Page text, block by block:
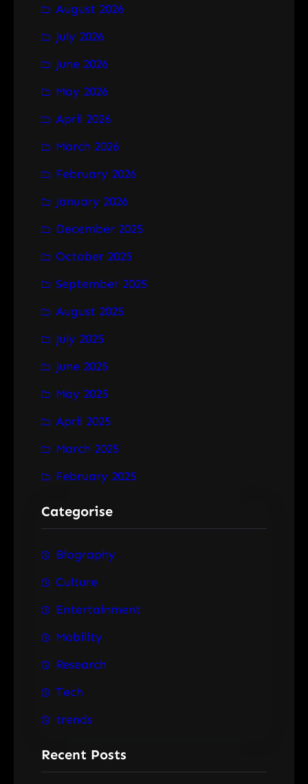
c
h
August 2026
July 2026
June 2026
May 2026
April 2026
March 2026
February 2026
January 2026
December 2025
October 2025
September 2025
August 2025
July 2025
June 2025
May 2025
April 2025
March 2025
February 2025
Categorise
Biography
Culture
Entertainment
Mobility
Research
Tech
trends
Recent Posts